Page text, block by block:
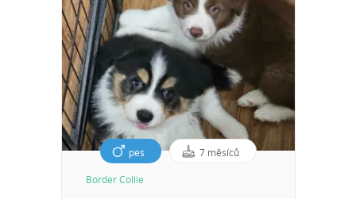
pes 7 měsíců
Border Collie